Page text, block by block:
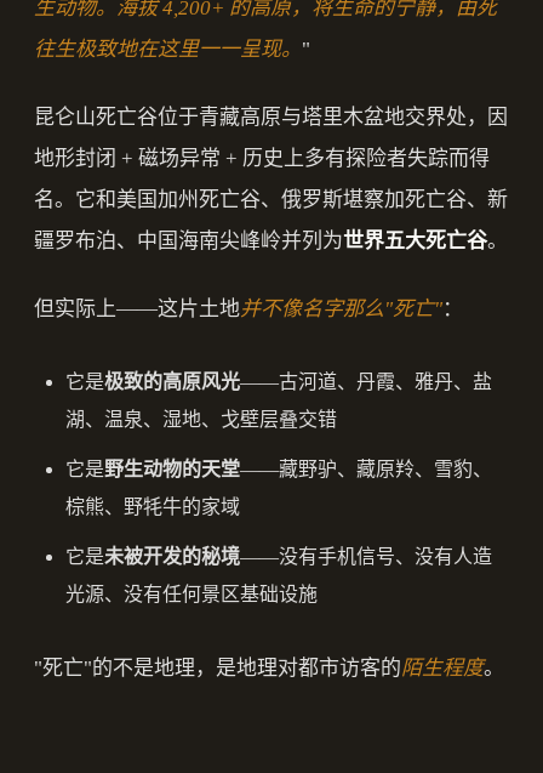
生动物。海拔 4,200+ 的高原，将生命的宁静，由死
往生极致地在这里一一呈现。 "
昆仑山死亡谷位于青藏高原与塔里木盆地交界处，因
地形封闭 + 磁场异常 + 历史上多有探险者失踪而得
名。它和美国加州死亡谷、俄罗斯堪察加死亡谷、新
疆罗布泊、中国海南尖峰岭并列为世界五大死亡谷。
但实际上——这片土地并不像名字那么"死亡"：
它是极致的高原风光——古河道、丹霞、雅丹、盐
湖、温泉、湿地、戈壁层叠交错
它是野生动物的天堂——藏野驴、藏原羚、雪豹、
棕熊、野牦牛的家域
它是未被开发的秘境——没有手机信号、没有人造
光源、没有任何景区基础设施
"死亡"的不是地理，是地理对都市访客的陌生程度。